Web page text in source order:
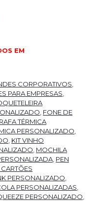
EM
CORPORATIVOS
PARA EMPRESAS
FONE DE
TÉRMICA
PERSONALIZADO
KIT VINHO
MOCHILA
PEN
PERSONALIZADO
PERSONALIZADAS
PERSONALIZADO